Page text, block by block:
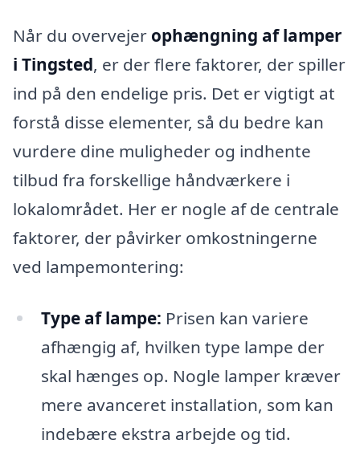
Når du overvejer ophængning af lamper
i Tingsted, er der flere faktorer, der spiller
ind på den endelige pris. Det er vigtigt at
forstå disse elementer, så du bedre kan
vurdere dine muligheder og indhente
tilbud fra forskellige håndværkere i
lokalområdet. Her er nogle af de centrale
faktorer, der påvirker omkostningerne
ved lampemontering:
Type af lampe: Prisen kan variere
afhængig af, hvilken type lampe der
skal hænges op. Nogle lamper kræver
mere avanceret installation, som kan
indebære ekstra arbejde og tid.